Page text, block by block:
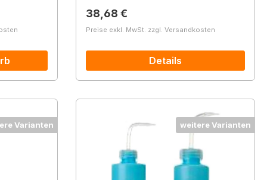
Regulärer Preis:
38,68 €
Preise exkl. MwSt. zzgl. Versandkosten
Details
Varianten weitere Varianten